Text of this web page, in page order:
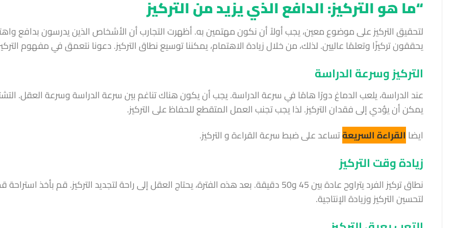
“ما هو التركيز: الدافع الذي يزيد من التركيز
لتحقيق التركيز على موضوع معين، يجب أولاً أن نكون مهتمين به. أظهرت التجارب أن الأشخاص الذين يدرسون بدافع
يحققون تركيزًا وتعلمًا عاليين. لذلك، من خلال زيادة الاهتمام، يمكننا توسيع نطاق التركيز. دعونا نتعمق في مفهوم
التركيز وسرعة الدراسة
عند الدراسة، يلعب الدماغ دورًا هامًا في سرعة الدراسة. يجب أن يكون هناك تناغم بين سرعة الدراسة وسرعة العقل.
يمكن أن يؤدي إلى فقدان التركيز. لذا يجب تجنب العمل المتقطع للحفاظ على التركيز.
ايضا القراءة السريعةتساعد على ضبط سرعة القراءة و التركيز.
زيادة وقت التركيز
نطاق تركيز الفرد يتراوح عادة بين 45 و50 دقيقة. بعد هذه الفترة، يحتاج العقل إلى راحة لتجديد التركيز. قم بأخذ
لتحسين التركيز وزيادة الإنتاجية.